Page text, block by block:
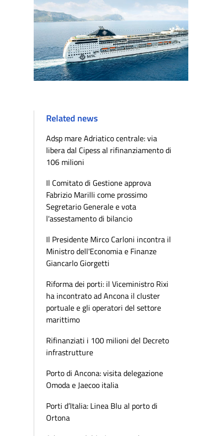
Related news
Adsp mare Adriatico centrale: via
libera dal Cipess al rifinanziamento di
106 milioni
Il Comitato di Gestione approva
Fabrizio Marilli come prossimo
Segretario Generale e vota
l'assestamento di bilancio
Il Presidente Mirco Carloni incontra il
Ministro dell'Economia e Finanze
Giancarlo Giorgetti
Riforma dei porti: il Viceministro Rixi
ha incontrato ad Ancona il cluster
portuale e gli operatori del settore
marittimo
Rifinanziati i 100 milioni del Decreto
infrastrutture
Porto di Ancona: visita delegazione
Omoda e Jaecoo italia
Porti d’Italia: Linea Blu al porto di
Ortona